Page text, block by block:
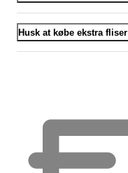
Husk at købe ekstra fliser